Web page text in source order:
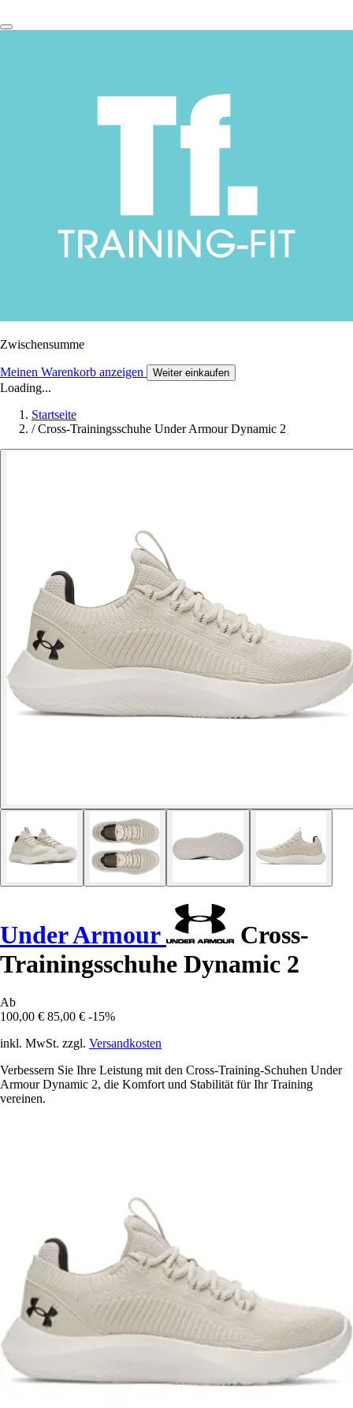
Zwischensumme
Meinen Warenkorb anzeigen Weiter einkaufen
Loading...
Startseite
/ Cross-Trainingsschuhe Under Armour Dynamic 2
Under Armour
Cross-
Trainingsschuhe Dynamic 2
Ab
100,00 € 85,00 € -15%
inkl. MwSt. zzgl. Versandkosten
Verbessern Sie Ihre Leistung mit den Cross-Training-Schuhen Under
Armour Dynamic 2, die Komfort und Stabilität für Ihr Training
vereinen.